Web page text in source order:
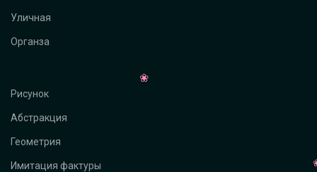
Уличная
Органза
Рисунок
Абстракция
Геометрия
Имитация фактуры